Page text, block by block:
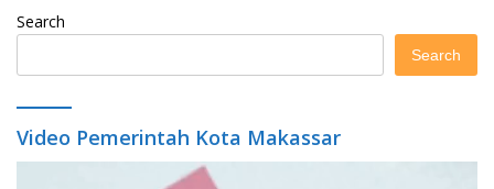
Search
Search
Video Pemerintah Kota Makassar